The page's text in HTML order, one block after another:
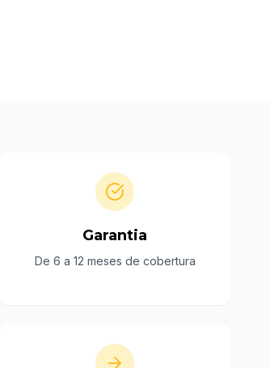
Garantia
De 6 a 12 meses de cobertura